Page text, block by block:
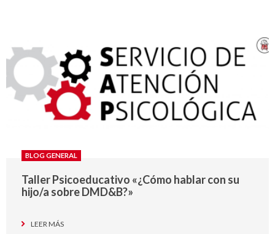
BLOG GENERAL
Taller Psicoeducativo «¿Cómo hablar con su
hijo/a sobre DMD&B?»
LEER MÁS